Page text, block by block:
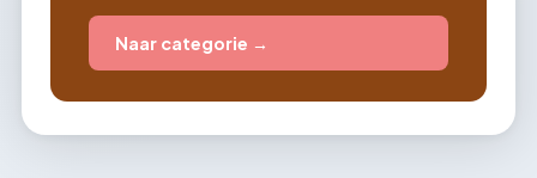
Naar categorie →